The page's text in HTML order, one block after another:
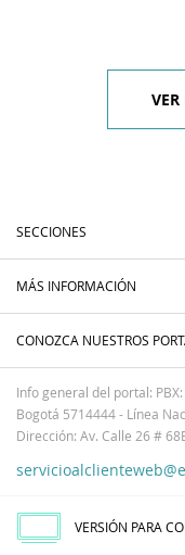
SECCIONES
MÁS INFORMACIÓN
CONOZCA NUESTROS
Info general del portal:
Bogotá 5714444 - Línea
Dirección: Av. Calle 26 #
VERSIÓN PARA